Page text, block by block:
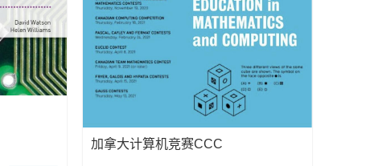
加拿大计算机竞赛CCC